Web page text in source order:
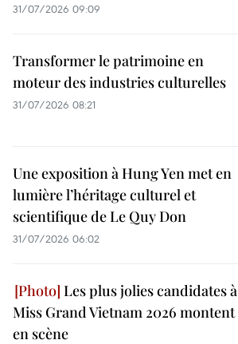
31/07/2026 09:09
Transformer le patrimoine en
moteur des industries culturelles
31/07/2026 08:21
Une exposition à Hung Yen met en
lumière l’héritage culturel et
scientifique de Le Quy Don
31/07/2026 06:02
Les plus jolies candidates à
Miss Grand Vietnam 2026 montent
en scène